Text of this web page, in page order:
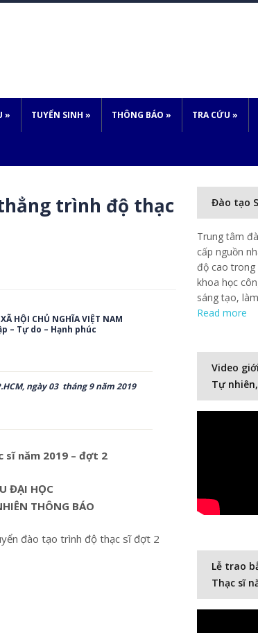
» TUYỂN SINH » THÔNG BÁO » TRA CỨU »
trình độ thạc
HỘI CHỦ NGHĨA VIỆT NAM
– Tự do – Hạnh phúc
ngày 03 tháng 9 năm 2019
năm 2019 – đợt 2
ĐẠI HỌC
THÔNG BÁO
đào tạo trình độ thạc sĩ đợt 2
Đào tạo
Trung tâm
cấp nguồn
độ cao trong
khoa học
sáng tạo,
Read more
Video
Tự
Lễ trao
Thạc sĩ